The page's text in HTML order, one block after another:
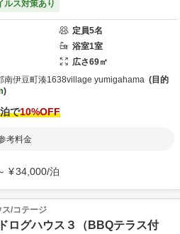
ルス対策あり
定員5名
浴室1室
広さ69㎡
南伊豆町湊1638village yumigahama
目的
で10%OFF
考料金
¥34,000/泊
ス/コテージ
ログハウス３（BBQテラス付